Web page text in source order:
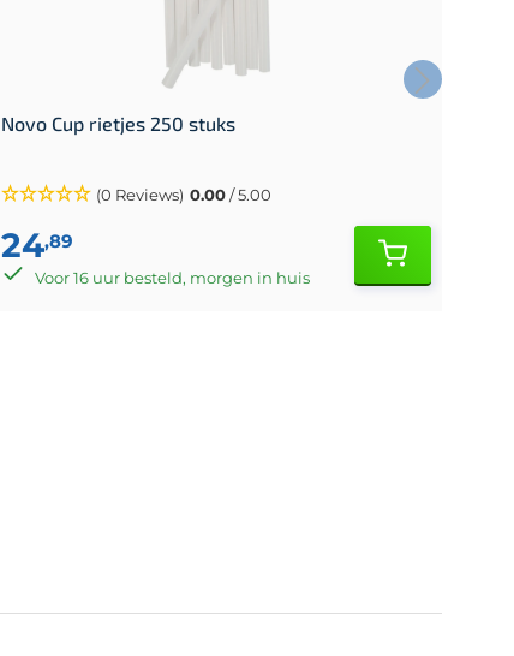
Novo Cup rietjes 250 stuks
(0 Reviews) 0.00/ 5.00
24,89
Voor 16 uur besteld, morgen in huis